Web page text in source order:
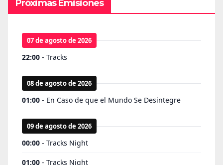
Próximas Emisiones